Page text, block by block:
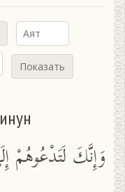
Показать
وَإِنَّكَ لَتَدْعُوهُمْ